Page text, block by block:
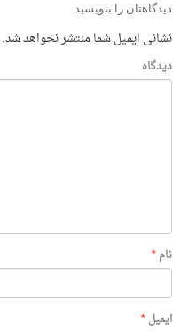
دیدگاهتان را بنویسید
نشانی ایمیل شما منتشر نخواهد شد.
دیدگاه
نام*
ایمیل*